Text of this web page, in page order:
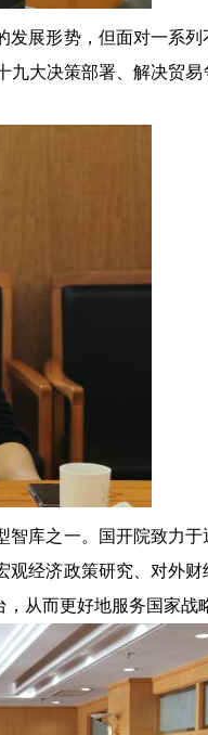
展形势，但面对一系
九大决策部署、解决贸
库之一。国开院致力于
观经济政策研究、对外
从而更好地服务国家战